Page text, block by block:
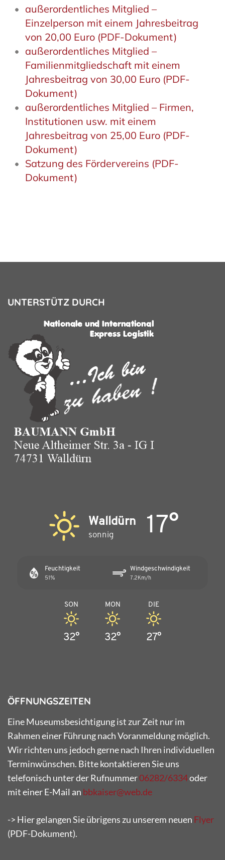
außerordentliches Mitglied –
Einzelperson mit einem Jahresbeitrag
von 20,00 Euro (PDF-Dokument)
außerordentliches Mitglied –
Familienmitgliedschaft mit einem
Jahresbeitrag von 30,00 Euro (PDF-
Dokument)
außerordentliches Mitglied – Firmen,
Institutionen usw. mit einem
Jahresbeitrag von 25,00 Euro (PDF-
Dokument)
Satzung des Fördervereins (PDF-
Dokument)
UNTERSTÜTZ DURCH
Walldürn
sonnig 17°
Feuchtigkeit
51%
Windgeschwindigkeit
7.2Km/h
SON
32°
MON
32°
DIE
27°
ÖFFNUNGSZEITEN
Eine Museumsbesichtigung ist zur Zeit nur im
Rahmen einer Führung nach Voranmeldung möglich.
Wir richten uns jedoch gerne nach Ihren individuellen
Terminwünschen. Bitte kontaktieren Sie uns
telefonisch unter der Rufnummer06282/6334oder
mit einer E-Mail an bbkaiser@web.de
-> Hier gelangen Sie übrigens zu unserem neuen Flyer
(PDF-Dokument).